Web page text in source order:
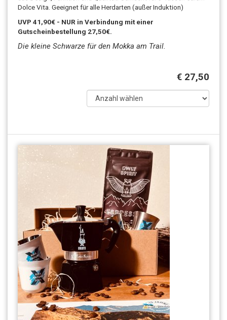
Dolce Vita. Geeignet für alle Herdarten (außer Induktion)
UVP 41,90€ - NUR in Verbindung mit einer
Gutscheinbestellung 27,50€.
Die kleine Schwarze für den Mokka am Trail.
€ 27,50